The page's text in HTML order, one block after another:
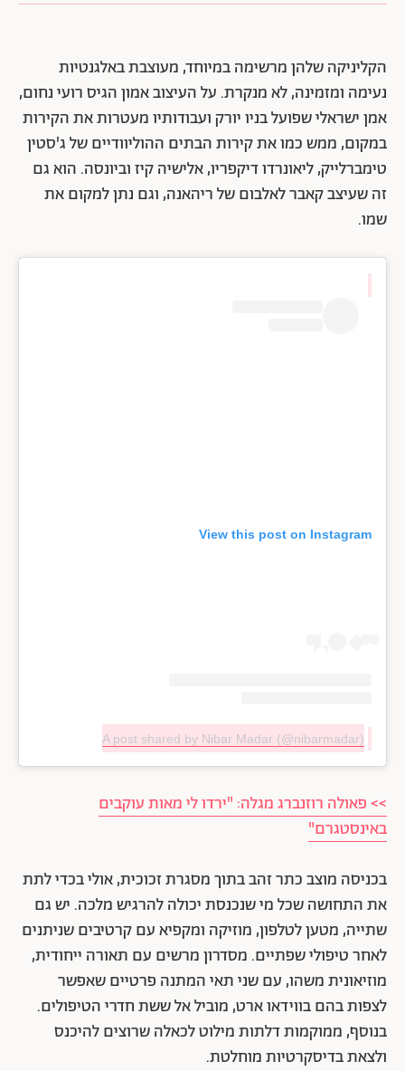
הקליניקה שלהן מרשימה במיוחד, מעוצבת באלגנטיות
נעימה ומזמינה, לא מנקרת. על העיצוב אמון הגיס רועי נחום,
אמן ישראלי שפועל בניו יורק ועבודותיו מעטרות את הקירות
במקום, ממש כמו את קירות הבתים ההוליוודיים של ג'סטין
טימברלייק, ליאונרדו דיקפריו, אלישיה קיז וביונסה. הוא גם
זה שעיצב קאבר לאלבום של ריהאנה, וגם נתן למקום את
שמו.
View this post on Instagram
A post shared by Nibar Madar (@nibarmadar)
>> פאולה רוזנברג מגלה: "ירדו לי מאות עוקבים
באינסטגרם"
בכניסה מוצב כתר זהב בתוך מסגרת זכוכית, אולי בכדי לתת
את התחושה שכל מי שנכנסת יכולה להרגיש מלכה. יש גם
שתייה, מטען לטלפון, מוזיקה ומקפיא עם קרטיבים שניתנים
לאחר טיפולי שפתיים. מסדרון מרשים עם תאורה ייחודית,
מוזיאונית משהו, עם שני תאי המתנה פרטיים שאפשר
לצפות בהם בווידאו ארט, מוביל אל ששת חדרי הטיפולים.
בנוסף, ממוקמות דלתות מילוט לכאלה שרוצים להיכנס
ולצאת בדיסקרטיות מוחלטת.